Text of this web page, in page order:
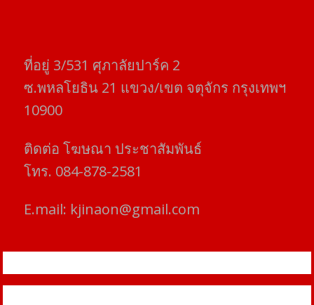
ที่อยู่​ 3/531​ ศุภาลัยปาร์ค​ 2
ซ.พหลโยธิน​ 21​ แขวง/เขต​ จตุจักร​ กรุงเทพฯ
10900
ติดต่อ​ โฆษณา​ ประชาสัมพันธ์
โทร​. 084-878-2581
E.mail: kjinaon@gmail.com